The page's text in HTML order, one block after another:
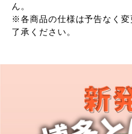
ん。
※各商品の仕様は予告なく
了承ください。